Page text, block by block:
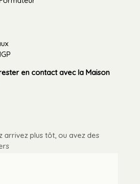
en contact avec la Maison
arrivez plus tôt, ou avez des